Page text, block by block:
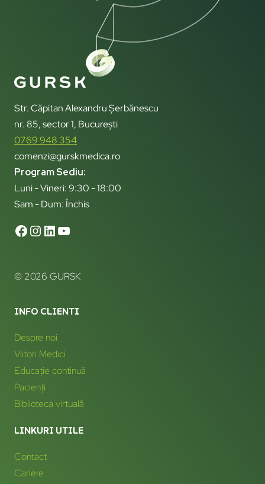
Str. Căpitan Alexandru Șerbănescu
nr. 85, sector 1, București
0769 948 354
comenzi@gurskmedica.ro
Program Sediu:
Luni - Vineri: 9:30 - 18:00
Sam - Dum: Închis
© 2026 GURSK
INFO CLIENTI
Despre noi
Viitori Medici
Educație continuă
Pacienți
Biblioteca virtuală
LINKURI UTILE
Contact
Cariere